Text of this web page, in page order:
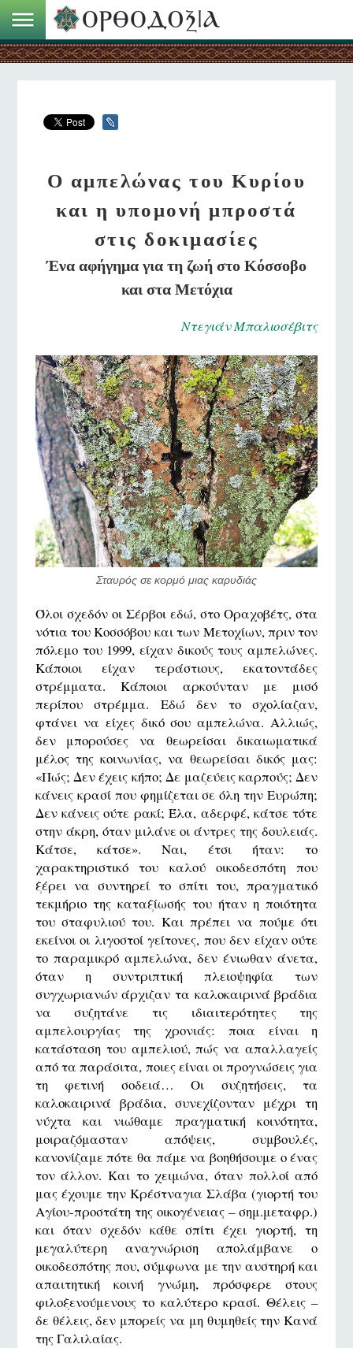
Ο αμπελώνας του Κυρίου
και η υπομονή μπροστά
στις δοκιμασίες
Ένα αφήγημα για τη ζωή στο Κόσσοβο
και στα Μετόχια
Ντεγιάν Μπαλιοσέβιτς
Σταυρός σε κορμό μιας καρυδιάς
Όλοι σχεδόν οι Σέρβοι εδώ, στο Οραχοβέτς, στα
νότια του Κοσσόβου και των Μετοχίων, πριν τον
πόλεμο του 1999, είχαν δικούς τους αμπελώνες.
Κάποιοι είχαν τεράστιους, εκατοντάδες
στρέμματα. Κάποιοι αρκούνταν με μισό
περίπου στρέμμα. Εδώ δεν το σχολίαζαν,
φτάνει να είχες δικό σου αμπελώνα. Αλλιώς,
δεν μπορούσες να θεωρείσαι δικαιωματικά
μέλος της κοινωνίας, να θεωρείσαι δικός μας:
«Πώς; Δεν έχεις κήπο; Δε μαζεύεις καρπούς; Δεν
κάνεις κρασί που φημίζεται σε όλη την Ευρώπη;
Δεν κάνεις ούτε ρακί; Έλα, αδερφέ, κάτσε τότε
στην άκρη, όταν μιλάνε οι άντρες της δουλειάς.
Κάτσε, κάτσε». Ναι, έτσι ήταν: το
χαρακτηριστικό του καλού οικοδεσπότη που
ξέρει να συντηρεί το σπίτι του, πραγματικό
τεκμήριο της καταξίωσής του ήταν η ποιότητα
του σταφυλιού του. Και πρέπει να πούμε ότι
εκείνοι οι λιγοστοί γείτονες, που δεν είχαν ούτε
το παραμικρό αμπελώνα, δεν ένιωθαν άνετα,
όταν η συντριπτική πλειοψηφία των
συγχωριανών άρχιζαν τα καλοκαιρινά βράδια
να συζητάνε τις ιδιαιτερότητες της
αμπελουργίας της χρονιάς: ποια είναι η
κατάσταση του αμπελιού, πώς να απαλλαγείς
από τα παράσιτα, ποιες είναι οι προγνώσεις για
τη φετινή σοδειά… Οι συζητήσεις, τα
καλοκαιρινά βράδια, συνεχίζονταν μέχρι τη
νύχτα και νιώθαμε πραγματική κοινότητα,
μοιραζόμασταν απόψεις, συμβουλές,
κανονίζαμε πότε θα πάμε να βοηθήσουμε ο ένας
τον άλλον. Και το χειμώνα, όταν πολλοί από
μας έχουμε την Κρέστναγια Σλάβα (γιορτή του
Αγίου-προστάτη της οικογένειας – σημ.μεταφρ.)
και όταν σχεδόν κάθε σπίτι έχει γιορτή, τη
μεγαλύτερη αναγνώριση απολάμβανε ο
οικοδεσπότης που, σύμφωνα με την αυστηρή και
απαιτητική κοινή γνώμη, πρόσφερε στους
φιλοξενούμενους το καλύτερο κρασί. Θέλεις –
δε θέλεις, δεν μπορείς να μη θυμηθείς την Κανά
της Γαλιλαίας.